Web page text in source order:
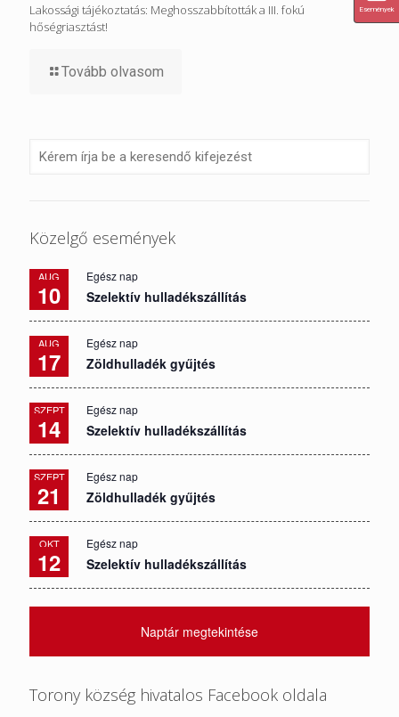
Lakossági tájékoztatás: Meghosszabbították a III. fokú
hőségriasztást!
Tovább olvasom
Közelgő események
AUG
10
Egész nap
Szelektív hulladékszállítás
AUG
17
Egész nap
Zöldhulladék gyűjtés
SZEPT
14
Egész nap
Szelektív hulladékszállítás
SZEPT
21
Egész nap
Zöldhulladék gyűjtés
OKT
12
Egész nap
Szelektív hulladékszállítás
Naptár megtekintése
Torony község hivatalos Facebook oldala
Események